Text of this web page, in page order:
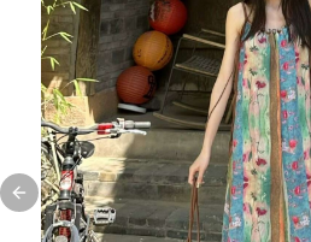
Previous slide